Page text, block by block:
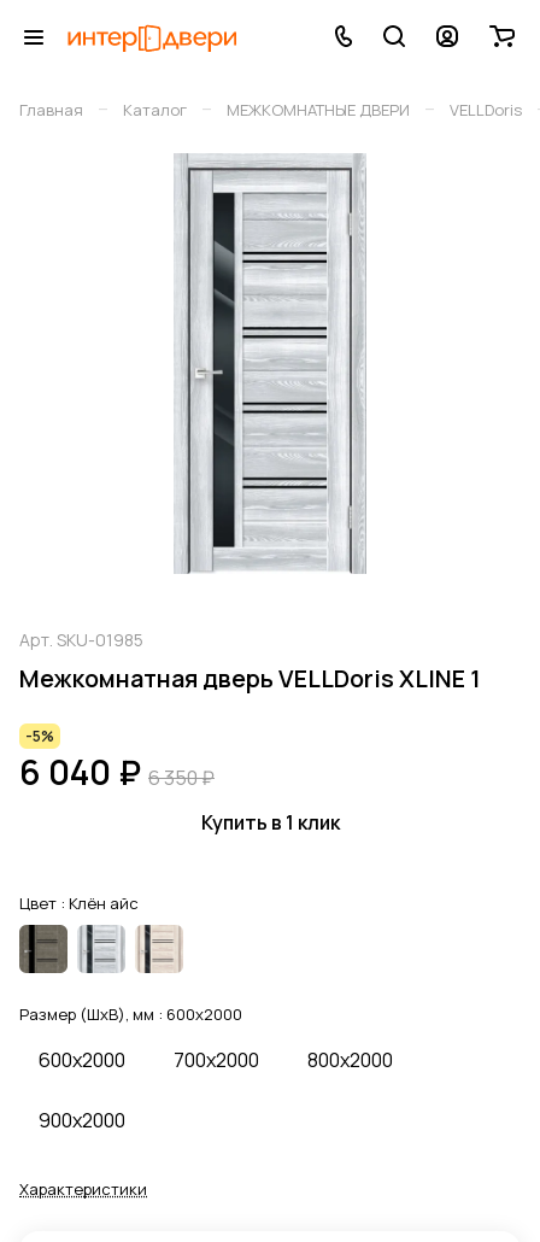
Главная – Каталог – МЕЖКОМНАТНЫЕ ДВЕРИ – VELLDoris
Арт. SKU-01985
Межкомнатная дверь VELLDoris XLINE 1
-5%
6 040 ₽ 6 350 ₽
Купить в 1 клик
Цвет : Клён айс
Размер (ШхВ), мм : 600x2000
600x2000 700x2000 800x2000
900x2000
Характеристики